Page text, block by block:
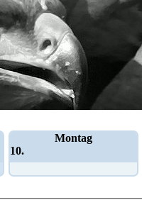
Montag
10.